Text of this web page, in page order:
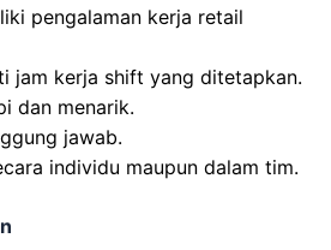
pengalaman kerja retail
jam kerja shift yang ditetapkan.
dan menarik.
jawab.
individu maupun dalam tim.